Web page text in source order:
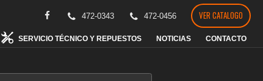
472-0343 472-0456 VER CATALOGO
SERVICIO TÉCNICO Y REPUESTOS NOTICIAS CONTACTO